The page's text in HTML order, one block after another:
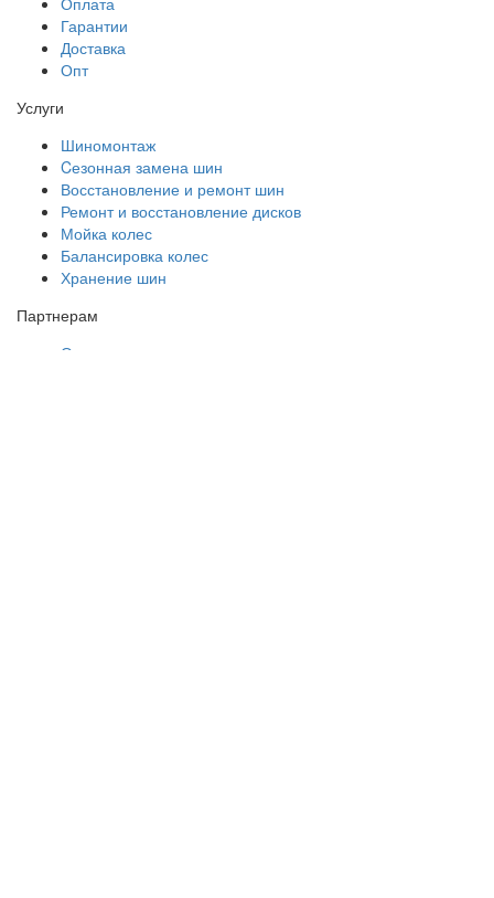
Гарантии
Доставка
Опт
Услуги
Шиномонтаж
Cезонная замена шин
Восстановление и ремонт шин
Ремонт и восстановление дисков
Мойка колес
Балансировка колес
Хранение шин
Партнерам
О нас